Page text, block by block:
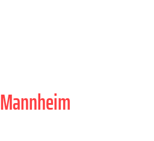
Mannheim